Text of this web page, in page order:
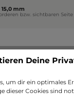
mm
bzw. sichtbaren Seite
Deine
um dir ein optimales
dieser Cookies sind